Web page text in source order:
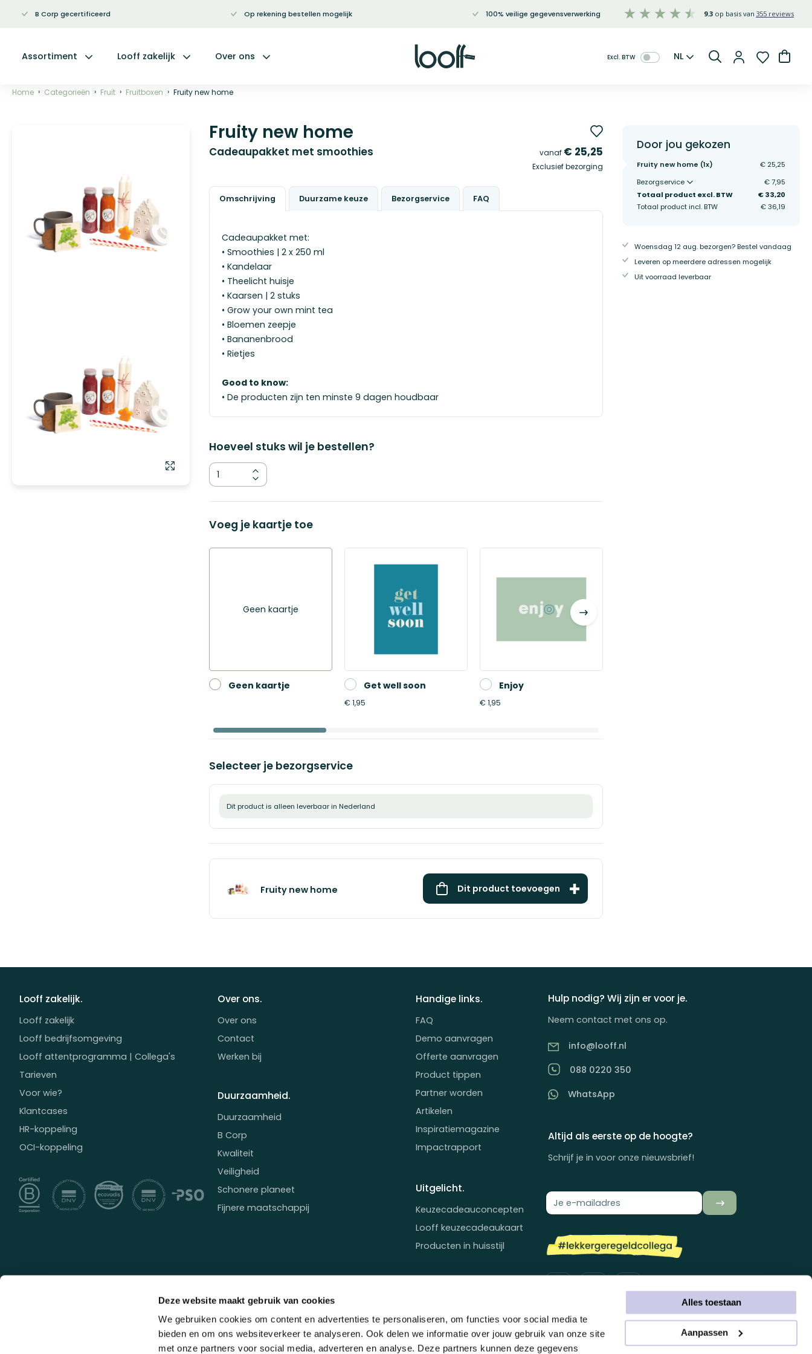
Deze website maakt gebruik van cookies
We gebruiken cookies om content en advertenties te personaliseren, om functies voor social media te
bieden en om ons websiteverkeer te analyseren. Ook delen we informatie over jouw gebruik van onze site
met onze partners voor social media, adverteren en analyse. Deze partners kunnen deze gegevens
Alles toestaan
Aanpassen
B Corp gecertificeerd Op rekening bestellen mogelijk 100% veilige gegevensverwerking 9.3 355 reviews
Assortiment Looff zakelijk Over ons Taal
NL
Home Categorieën Fruit Fruitboxen Fruity new home
Door jou gekozen
Fruity new home (1x)
€ 25,25
Bezorgservice
€ 7,95
Totaal product excl. BTW
€ 33,20
Totaal product incl. BTW
€ 36,19
Woensdag 12 aug. bezorgen? Bestel vandaag
Leveren op meerdere adressen mogelijk
Uit voorraad leverbaar
Fruity new home
Cadeaupakket met smoothies vanaf € 25,25
Exclusief bezorging
Omschrijving
Cadeaupakket met:
• Smoothies | 2 x 250 ml
• Kandelaar
• Theelicht huisje
• Kaarsen | 2 stuks
• Grow your own mint tea
• Bloemen zeepje
• Bananenbrood
• Rietjes
Good to know:
• De producten zijn ten minste 9 dagen houdbaar
Duurzame keuze Bezorgservice FAQ
Hoeveel stuks wil je bestellen?
Kies
Voeg je kaartje toe
Geen kaartje
Geen kaartje Get well soon
€ 1,95
Enjoy
€ 1,95
Selecteer je bezorgservice
Dit product is alleen leverbaar in Nederland
Fruity new home Dit product toevoegen
Looff zakelijk.
Looff zakelijk
Looff bedrijfsomgeving
Looff attentprogramma | Collega's
Tarieven
Voor wie?
Klantcases
HR-koppeling
OCI-koppeling
Over ons.
Over ons
Contact
Werken bij
Duurzaamheid.
Duurzaamheid
B Corp
Kwaliteit
Veiligheid
Schonere planeet
Fijnere maatschappij
Handige links.
FAQ
Demo aanvragen
Offerte aanvragen
Product tippen
Partner worden
Artikelen
Inspiratiemagazine
Impactrapport
Uitgelicht.
Keuzecadeauconcepten
Looff keuzecadeaukaart
Producten in huisstijl
Hulp nodig? Wij zijn er voor je.
Neem contact met ons op.
info@looff.nl
088 0220 350
WhatsApp
Altijd als eerste op de hoogte?
Schrijf je in voor onze nieuwsbrief!